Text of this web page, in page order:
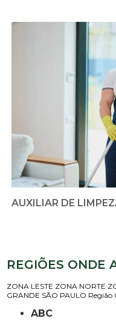
AUXILIAR DE
REGIÕES ONDE
ZONA LESTE ZONA NORTE
GRANDE SÃO PAULO Região
ABC